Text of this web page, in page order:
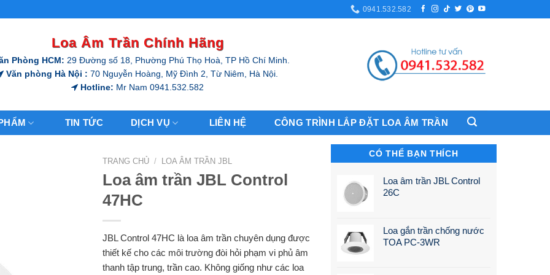
0941.532.582
Loa Âm Trần Chính Hãng
Phòng HCM: 29 Đường số 18, Phường Phú Thọ Hoà, TP Hồ Chí Minh.
Văn phòng Hà Nội : 70 Nguyễn Hoàng, Mỹ Đình 2, Từ Niêm, Hà Nội.
Hotline: Mr Nam 0941.532.582
TIN TỨC DỊCH VỤ LIÊN HỆ CÔNG TRÌNH LẮP ĐẶT LOA ÂM TRẦN
CÓ THỂ BẠN THÍCH
Loa âm trần JBL Control
26C
Loa gắn trần chống nước
TOA PC-3WR
TRANG CHỦ / LOA ÂM TRẦN JBL
Loa âm trần JBL Control
47HC
JBL Control 47HC là loa âm trần chuyên dụng được
thiết kế cho các môi trường đòi hỏi phạm vi phủ âm
thanh tập trung, trần cao. Không giống như các loa